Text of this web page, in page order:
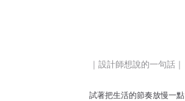
｜設計師想說的一句話｜
試著把生活的節奏放慢一點